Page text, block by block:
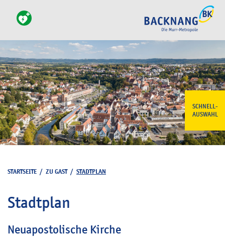
SCHNELL-
AUSWAHL
STARTSEITE / ZU GAST/ STADTPLAN
Stadtplan
Neuapostolische Kirche